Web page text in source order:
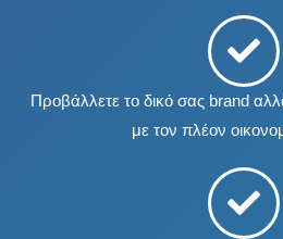
Προβάλλετε το δικό σας brand
με τον πλέον